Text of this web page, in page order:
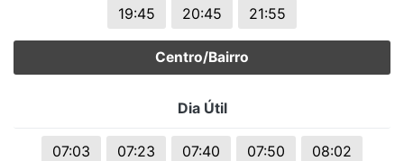
19:45
20:45 21:55
Centro/Bairro
Dia Útil
07:03 07:23 07:40 07:50 08:02